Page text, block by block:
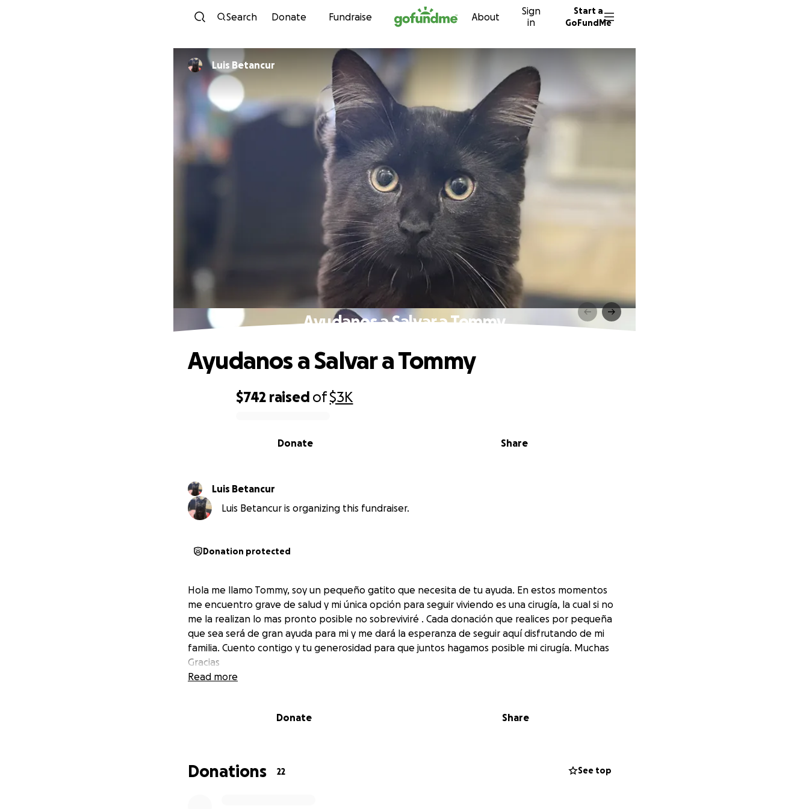
Skip to content
Search Donate Fundraise About
Sign
in
Start a
GoFundMe
Luis Betancur
Ayudanos a Salvar a Tommy
$742 raised of$3K
Share
Donate
Ayudanos a Salvar a Tommy
Luis Betancur
Luis Betancur is organizing this fundraiser.
Donation protected
Hola me llamo Tommy, soy un pequeño gatito que necesita de tu ayuda. En estos momentos
me encuentro grave de salud y mi única opción para seguir viviendo es una cirugía, la cual si no
me la realizan lo mas pronto posible no sobreviviré . Cada donación que realices por pequeña
que sea será de gran ayuda para mi y me dará la esperanza de seguir aquí disfrutando de mi
familia. Cuento contigo y tu generosidad para que juntos hagamos posible mi cirugía. Muchas
Gracias
Read more
Donate Share
Donations 22 See top